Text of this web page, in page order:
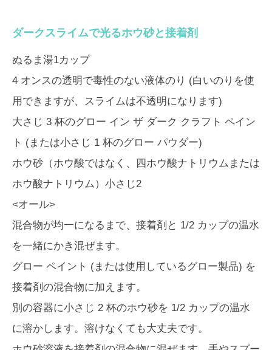
ダークスライムで光るホウ砂と接着剤
ぬるま湯1カップ
4 オンスの透明で毒性のない液体のり (白いのりを使
用できますが、スライムは不透明になります)
大さじ 3 杯のグロー イン ザ ダーク クラフト ペイン
ト (または小さじ 1 杯のグロー パウダー)
ホウ砂（ホウ酸ではなく、四ホウ酸ナトリウムまたは
ホウ酸ナトリウム）小さじ2
<オール>
混合物が均一になるまで、接着剤と 1/2 カップの温水
を一緒にかき混ぜます。
グロー ペイント (または使用しているグロー製品) を
接着剤の混合物に加えます。
別の容器に小さじ 2 杯のホウ砂を 1/2 カップの温水
に溶かします。溶けなくても大丈夫です。